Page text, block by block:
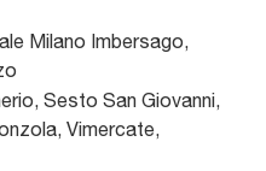
Milano Imbersago,
Sesto San Giovanni,
Vimercate,